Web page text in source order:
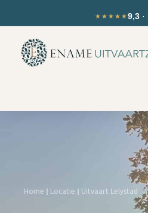
inhoud
naar
inhoud
★★★★★9,3·
Home | Locatie | Uitvaart Lelystad